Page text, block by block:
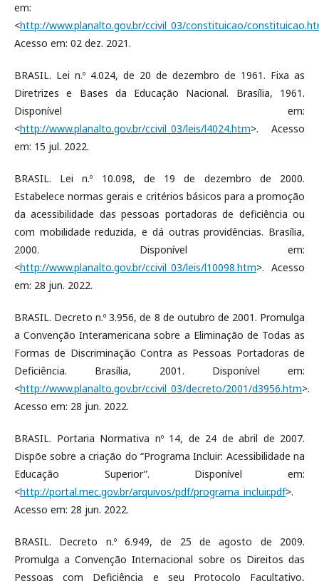
em:
<http://www.planalto.gov.br/ccivil_03/constituicao/
Acesso em: 02 dez. 2021.
BRASIL. Lei n.º 4.024, de 20 de dezembro de 1961. Fixa as
Diretrizes e Bases da Educação Nacional. Brasília, 1961.
Disponível em:
<http://www.planalto.gov.br/ccivil_03/leis/l4024.htm>. Acesso
em: 15 jul. 2022.
BRASIL. Lei n.º 10.098, de 19 de dezembro de 2000.
Estabelece normas gerais e critérios básicos para a promoção
da acessibilidade das pessoas portadoras de deficiência ou
com mobilidade reduzida, e dá outras providências. Brasília,
2000. Disponível em:
<http://www.planalto.gov.br/ccivil_03/leis/l10098.htm>. Acesso
em: 28 jun. 2022.
BRASIL. Decreto n.º 3.956, de 8 de outubro de 2001. Promulga
a Convenção Interamericana sobre a Eliminação de Todas as
Formas de Discriminação Contra as Pessoas Portadoras de
Deficiência. Brasília, 2001. Disponível em:
<http://www.planalto.gov.br/ccivil_03/decreto/2001/d3956.htm>.
Acesso em: 28 jun. 2022.
BRASIL. Portaria Normativa nº 14, de 24 de abril de 2007.
Dispõe sobre a criação do “Programa Incluir: Acessibilidade na
Educação Superior”. Disponível em:
<http://portal.mec.gov.br/arquivos/pdf/programa_incluir.pdf>.
Acesso em: 28 jun. 2022.
BRASIL. Decreto n.º 6.949, de 25 de agosto de 2009.
Promulga a Convenção Internacional sobre os Direitos das
Pessoas com Deficiência e seu Protocolo Facultativo,